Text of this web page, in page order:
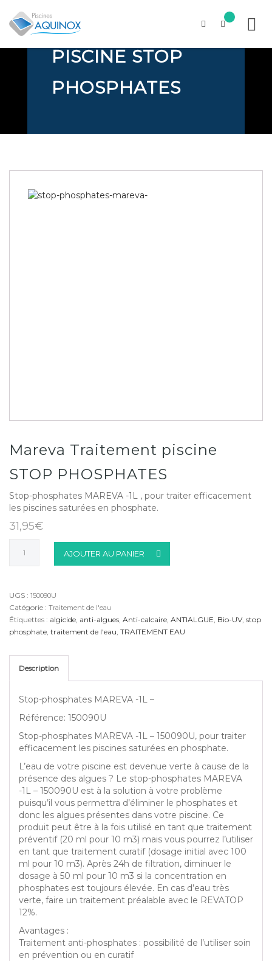
TRAITEMENT
PISCINE STOP
PHOSPHATES
Mareva Traitement piscine
STOP PHOSPHATES
Stop-phosphates MAREVA -1L , pour traiter efficacement
les piscines saturées en phosphate.
31,95€
piscine
STOP
PHOSPHATES
AJOUTER AU PANIER
UGS : 150090U
Catégorie : Traitement de l'eau
Étiquettes : algicide, anti-algues, Anti-calcaire, ANTIALGUE, Bio-UV, stop
phosphate, traitement de l'eau, TRAITEMENT EAU
Description
Stop-phosphates MAREVA -1L –
Référence: 150090U
Stop-phosphates MAREVA -1L – 150090U, pour traiter
efficacement les piscines saturées en phosphate.
L’eau de votre piscine est devenue verte à cause de la
présence des algues ? Le stop-phosphates MAREVA
-1L – 150090U est à la solution à votre problème
puisqu’il vous permettra d’éliminer le phosphates et
donc les algues présentes dans votre piscine. Ce
produit peut être à la fois utilisé en tant que traitement
préventif (20 ml pour 10 m3) mais vous pourrez l’utiliser
en tant que traitement curatif (dosage initial avec 100
ml pour 10 m3). Après 24h de filtration, diminuer le
dosage à 50 ml pour 10 m3 si la concentration en
phosphates est toujours élevée. En cas d’eau très
verte, faire un traitement préalable avec le REVATOP
12%.
Avantages :
Traitement anti-phosphates : possibilité de l’utiliser soin
en prévention ou en curatif